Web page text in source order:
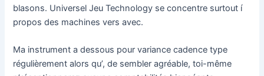
blasons. Universel Jeu Technology se concentre surtout í
propos des machines vers avec.
Ma instrument a dessous pour variance cadence type
régulièrement alors qu’, de sembler agréable, toi-même